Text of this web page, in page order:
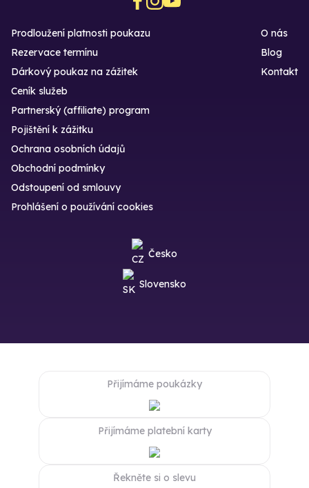
Prodloužení platnosti poukazu
Rezervace termínu
Dárkový poukaz na zážitek
O nás
Blog
Kontakt
Ceník služeb
Partnerský (affiliate) program
Pojištění k zážitku
Ochrana osobních údajů
Obchodní podmínky
Odstoupení od smlouvy
Prohlášení o používání cookies
Česko
Slovensko
Přijímáme poukázky
Přijímáme platební karty
Řekněte si o slevu